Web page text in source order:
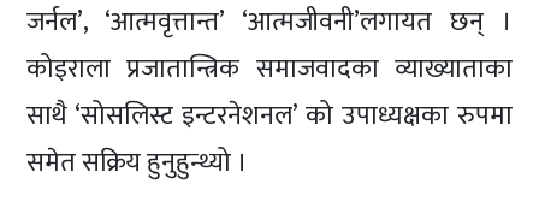
जर्नल’, ‘आत्मवृत्तान्त’ ‘आत्मजीवनी’लगायत छन् ।
कोइराला प्रजातान्त्रिक समाजवादका व्याख्याताका
साथै ‘सोसलिस्ट इन्टरनेशनल’ को उपाध्यक्षका रुपमा
समेत सक्रिय हुनुहुन्थ्यो ।